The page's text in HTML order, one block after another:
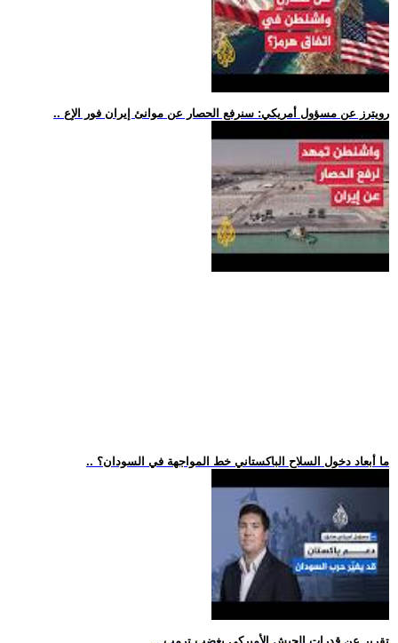
.. رويترز عن مسؤول أمريكي: سنرفع الحصار عن موانئ إيران فور الإع
.. ما أبعاد دخول السلاح الباكستاني خط المواجهة في السودان؟